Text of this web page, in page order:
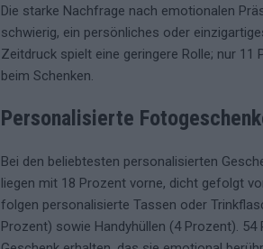
Die starke Nachfrage nach emotionalen
schwierig, ein persönliches oder
Zeitdruck spielt eine geringere Rolle; nur
beim Schenken.
Personalisierte
Bei den beliebtesten personalisierten
liegen mit 18 Prozent vorne, dicht gefolgt
folgen personalisierte Tassen oder
Prozent) sowie Handyhüllen (4 Prozent).